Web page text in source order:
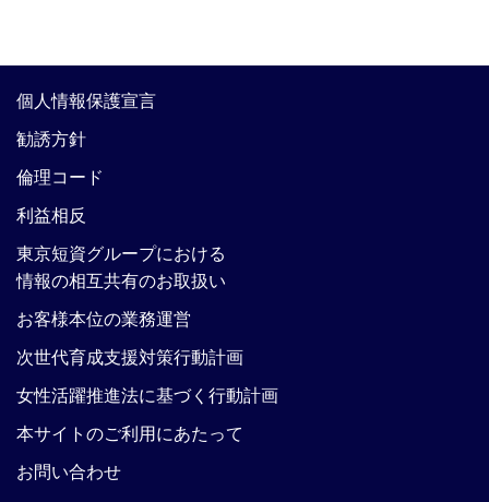
個人情報保護宣言
勧誘方針
倫理コード
利益相反
東京短資グループにおける
情報の相互共有のお取扱い
お客様本位の業務運営
次世代育成支援対策行動計画
女性活躍推進法に基づく行動計画
本サイトのご利用にあたって
お問い合わせ